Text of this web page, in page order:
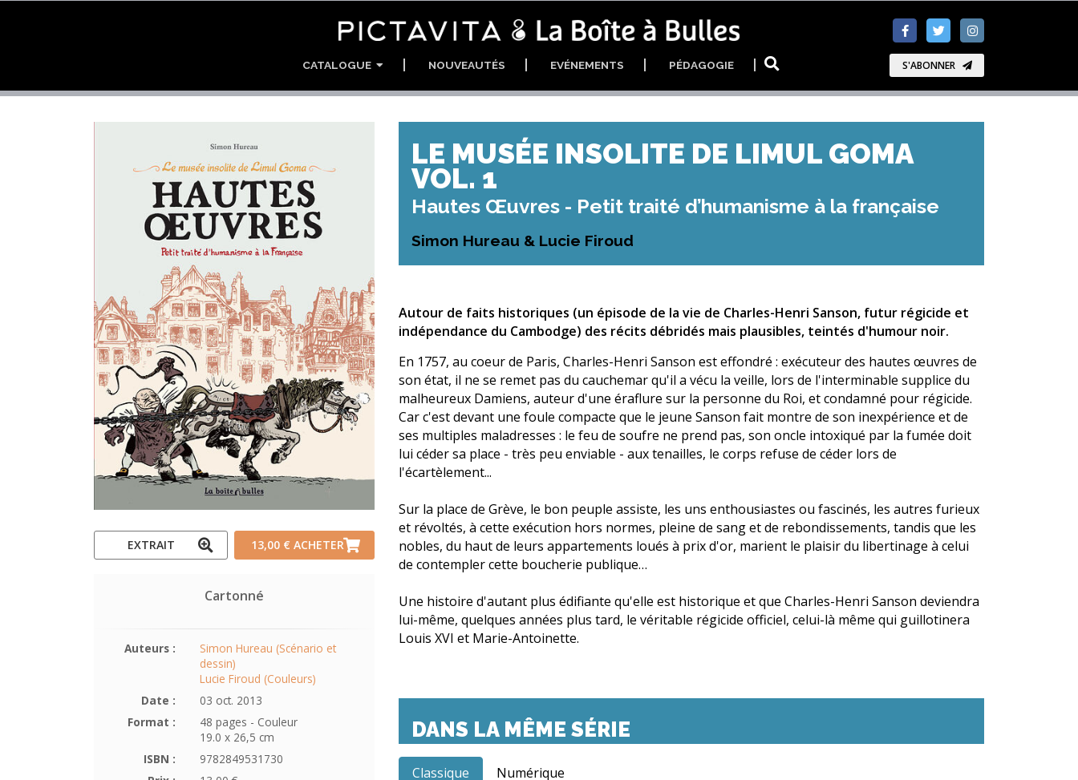
S'ABONNER
CATALOGUE NOUVEAUTÉS EVÉNEMENTS PÉDAGOGIE
EXTRAIT 13,00 € ACHETER
Cartonné
Auteurs :
Simon Hureau (Scénario et
dessin)
Lucie Firoud (Couleurs)
Date :
03 oct. 2013
Format :
48 pages - Couleur
19.0 x 26,5 cm
ISBN :
9782849531730
LE MUSÉE INSOLITE DE LIMUL GOMA
VOL. 1
Hautes Œuvres - Petit traité d’humanisme à la française
Simon Hureau & Lucie Firoud
Autour de faits historiques (un épisode de la vie de Charles-Henri Sanson, futur régicide et
indépendance du Cambodge) des récits débridés mais plausibles, teintés d'humour noir.
En 1757, au coeur de Paris, Charles-Henri Sanson est effondré : exécuteur des hautes œuvres de
son état, il ne se remet pas du cauchemar qu'il a vécu la veille, lors de l'interminable supplice du
malheureux Damiens, auteur d'une éraflure sur la personne du Roi, et condamné pour régicide.
Car c'est devant une foule compacte que le jeune Sanson fait montre de son inexpérience et de
ses multiples maladresses : le feu de soufre ne prend pas, son oncle intoxiqué par la fumée doit
lui céder sa place - très peu enviable - aux tenailles, le corps refuse de céder lors de
l'écartèlement...
Sur la place de Grève, le bon peuple assiste, les uns enthousiastes ou fascinés, les autres furieux
et révoltés, à cette exécution hors normes, pleine de sang et de rebondissements, tandis que les
nobles, du haut de leurs appartements loués à prix d'or, marient le plaisir du libertinage à celui
de contempler cette boucherie publique…
Une histoire d'autant plus édifiante qu'elle est historique et que Charles-Henri Sanson deviendra
lui-même, quelques années plus tard, le véritable régicide officiel, celui-là même qui guillotinera
Louis XVI et Marie-Antoinette.
DANS LA MÊME SÉRIE
Classique Numérique